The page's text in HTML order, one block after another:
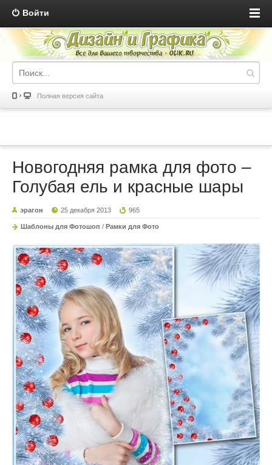
Войти
Полная версия сайта
Новогодняя рамка для фото –
Голубая ель и красные шары
эрагон 25 декабря 2013 965
Шаблоны для Фотошоп / Рамки для Фото